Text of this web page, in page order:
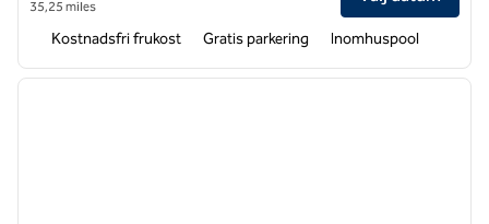
35,25 miles
Kostnadsfri frukost Gratis parkering Inomhuspool
1 av 12
nästa